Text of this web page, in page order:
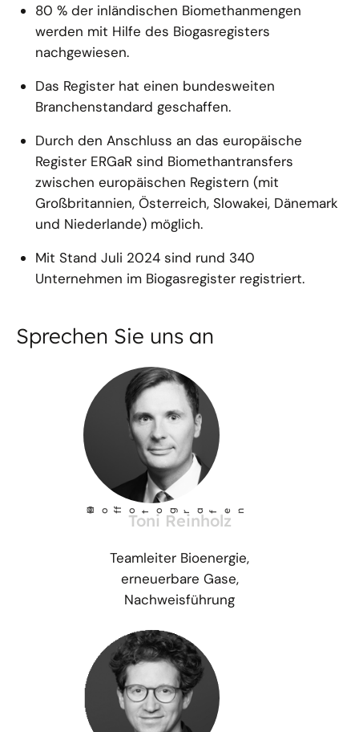
80 % der inländischen Biomethanmengen
werden mit Hilfe des Biogasregisters
nachgewiesen.
Das Register hat einen bundesweiten
Branchenstandard geschaffen.
Durch den Anschluss an das europäische
Register ERGaR sind Biomethantransfers
zwischen europäischen Registern (mit
Großbritannien, Österreich, Slowakei, Dänemark
und Niederlande) möglich.
Mit Stand Juli 2024 sind rund 340
Unternehmen im Biogasregister registriert.
Sprechen Sie uns an
©
Ho f
fotog r
a fen
Toni Reinholz
Teamleiter Bioenergie,
erneuerbare Gase,
Nachweisführung